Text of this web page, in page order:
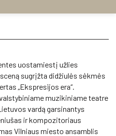
uostamiestį užlies
sugrįžta didžiulės sėkmės
„Ekspresijos era“.
muzikiniame teatre
vardą garsinantys
ir kompozitoriaus
Vilniaus miesto ansamblis